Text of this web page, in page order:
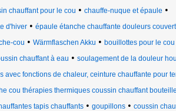
chauffant pour le cou • chauffe-nuque et épaule •
d'hiver• épaule étanche chauffante douleurs
cou • Wärmflaschen Akku • bouillottes pour le cou
chauffant à eau • soulagement de la douleur
avec fonctions de chaleur, ceinture chauffante pour
cou thérapies thermiques coussin chauffant
tapis chauffants • goupillons • coussin